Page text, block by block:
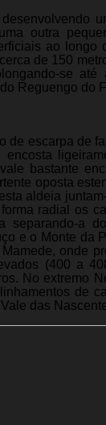
outra
ao longo
de 150
se
Reguengo do
de escarpa de
bastante
oposta
aldeia
radial os
a
e o Monte da
onde
(400 a
No extremo
de
das